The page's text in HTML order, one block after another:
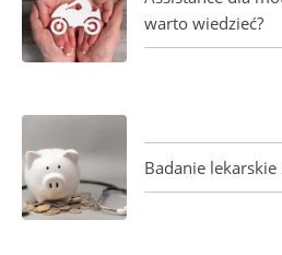
warto wiedzieć?
Badanie